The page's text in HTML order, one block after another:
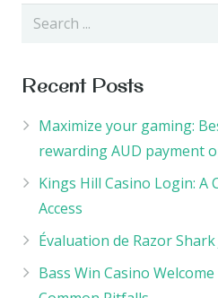
Recent Posts
Maximize your gaming:
rewarding AUD payment
Kings Hill Casino Login: A
Access
Évaluation de Razor
Bass Win Casino